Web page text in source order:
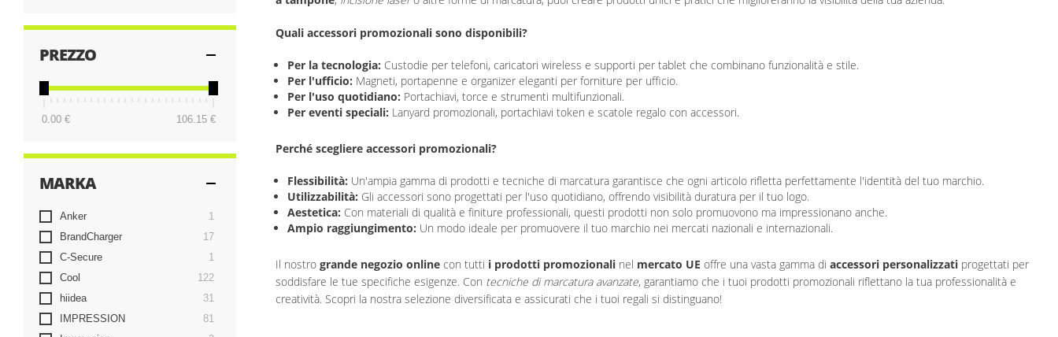
Quali accessori promozionali sono disponibili?
Per la tecnologia: Custodie per telefoni, caricatori wireless e supporti per tablet che combinano funzionalità e stile.
Per l'ufficio: Magneti, portapenne e organizer eleganti per forniture per ufficio.
Per l'uso quotidiano: Portachiavi, torce e strumenti multifunzionali.
Per eventi speciali: Lanyard promozionali, portachiavi token e scatole regalo con accessori.
Perché scegliere accessori promozionali?
Flessibilità: Un'ampia gamma di prodotti e tecniche di marcatura garantisce che ogni articolo rifletta perfettamente l'identità del tuo marchio.
Utilizzabilità: Gli accessori sono progettati per l'uso quotidiano, offrendo visibilità duratura per il tuo logo.
Aestetica: Con materiali di qualità e finiture professionali, questi prodotti non solo promuovono ma impressionano anche.
Ampio raggiungimento: Un modo ideale per promuovere il tuo marchio nei mercati nazionali e internazionali.
Il nostro grande negozio online con tutti i prodotti promozionali nel mercato UE offre una vasta gamma di accessori personalizzati progettati per
soddisfare le tue specifiche esigenze. Con tecniche di marcatura avanzate, garantiamo che i tuoi prodotti promozionali riflettano la tua professionalità e
creatività. Scopri la nostra selezione diversificata e assicurati che i tuoi regali si distinguano!
PREZZO
0.00 € 106.15 €
MARKA
Anker 1
BrandCharger
17items
C-Secure
1
Cool
122items
hiidea
31
IMPRESSION
81